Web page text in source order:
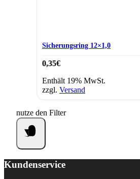
Sicherungsring 12×1,0
0,35€
Enthält 19% MwSt.
zzgl. Versand
nutze den Filter
Kundenservice